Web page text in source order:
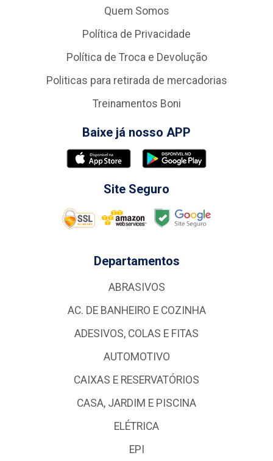
Quem Somos
Política de Privacidade
Política de Troca e Devolução
Politicas para retirada de mercadorias
Treinamentos Boni
Baixe já nosso APP
Site Seguro
Departamentos
ABRASIVOS
AC. DE BANHEIRO E COZINHA
ADESIVOS, COLAS E FITAS
AUTOMOTIVO
CAIXAS E RESERVATÓRIOS
CASA, JARDIM E PISCINA
ELÉTRICA
EPI